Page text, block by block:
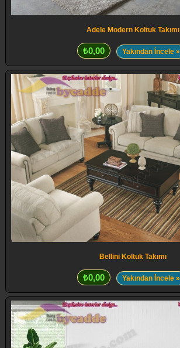
Adele Modern Koltuk Takımı
₺0,00 Yakından İncele »
Bellini Koltuk Takımı
₺0,00 Yakından İncele »